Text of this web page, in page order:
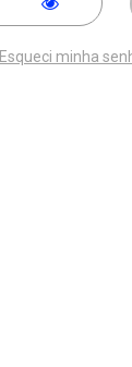
Esqueci minha